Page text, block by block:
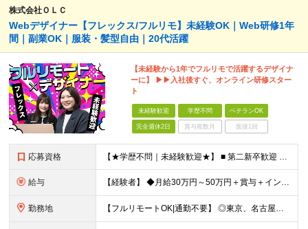
株式会社ＯＬＣ
Webデザイナー【フレックス/フルリモ】未経験OK｜Web研修1年
間｜副業OK｜服装・髪型自由｜20代活躍
【未経験から1年でフルリモで活躍するデザイナ
ーに】 ▶▶入社後すぐ、オンライン研修スター
ト
未経験歓迎 学歴不問 ベテランOK
完全週休2日 賞与複数月 面接1回
応募資格 【★学歴不問｜未経験歓迎★】 ■ 第二新卒歓迎 ■ フリーター・社会人未経験OK ■ デザイナー経験は一切不問！ ■ タイピングが苦手でもOK！ ＼3つ以上当てはまった方はぜひご応募を／ □
給与 【経験者】 ◆月給30万円～50万円＋賞与＋インセンティブ＋残業代全額支給 【未経験者】 ◆北海道エリア： 月給20万7,984円～＋賞与＋インセンティブ＋残業代全額支給 ◆東北エリア(青森
勤務地 【フルリモートOK|通勤不要】 ◎東京、名古屋、大阪、福岡を中心とした全国のプロジェクト先にて好きな場所で働けます！ ◆本社 東京都渋谷区道玄坂1-12-1 渋谷マークシティ22F ※未経験者は各